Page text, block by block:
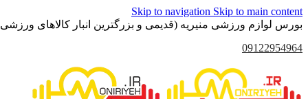
Skip to navigation Skip to main content
بورس لوازم ورزشی منیریه (قدیمی و بزرگترین انبار کالاهای ورزشی
09122954964